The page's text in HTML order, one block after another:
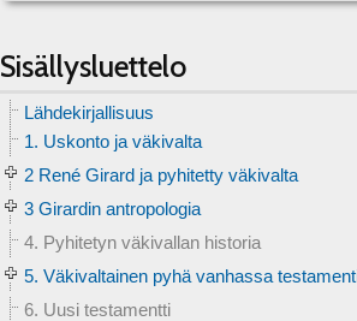
Sisällysluettelo
Lähdekirjallisuus
1. Uskonto ja väkivalta
2 René Girard ja pyhitetty väkivalta
3 Girardin antropologia
4. Pyhitetyn väkivallan historia
5. Väkivaltainen pyhä vanhassa
6. Uusi testamentti